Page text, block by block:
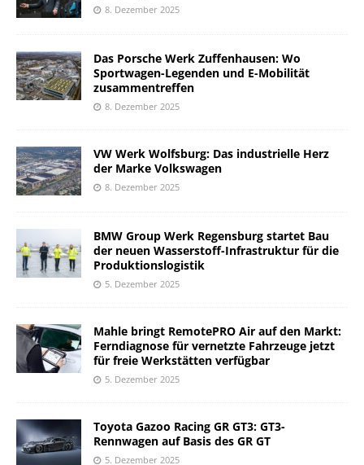
8. Dezember 2025
Das Porsche Werk Zuffenhausen: Wo
Sportwagen-Legenden und E-Mobilität
zusammentreffen
8. Dezember 2025
VW Werk Wolfsburg: Das industrielle Herz
der Marke Volkswagen
8. Dezember 2025
BMW Group Werk Regensburg startet Bau
der neuen Wasserstoff-Infrastruktur für die
Produktionslogistik
5. Dezember 2025
Mahle bringt RemotePRO Air auf den Markt:
Ferndiagnose für vernetzte Fahrzeuge jetzt
für freie Werkstätten verfügbar
5. Dezember 2025
Toyota Gazoo Racing GR GT3: GT3-
Rennwagen auf Basis des GR GT
5. Dezember 2025